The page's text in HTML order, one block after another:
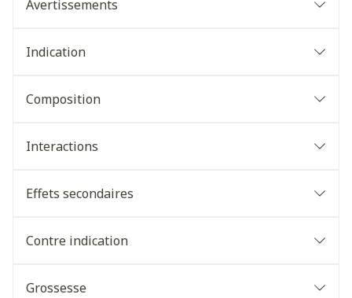
Avertissements
Indication
Composition
Interactions
Effets secondaires
Contre indication
Grossesse